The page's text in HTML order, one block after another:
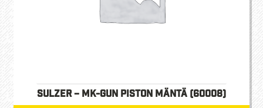
Sulzer – MK-Gun Piston mäntä (60008)